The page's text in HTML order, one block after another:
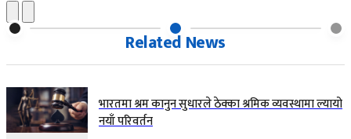
Related News
भारतमा श्रम कानुन सुधारले ठेक्का श्रमिक व्यवस्थामा ल्यायो
नयाँ परिवर्तन